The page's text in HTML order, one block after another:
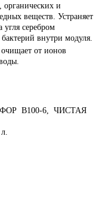
органических и
веществ. Устраняет
серебром
внутри модуля.
от ионов
B100-6, ЧИСТАЯ